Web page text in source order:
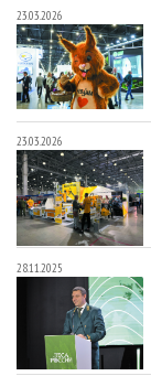
23.03.2026
23.03.2026
28.11.2025